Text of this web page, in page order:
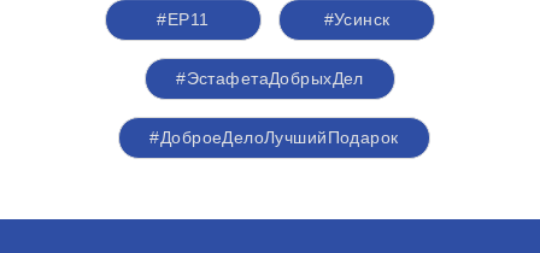
#ЕР11 #Усинск
#ЭстафетаДобрыхДел
#ДоброеДелоЛучшийПодарок